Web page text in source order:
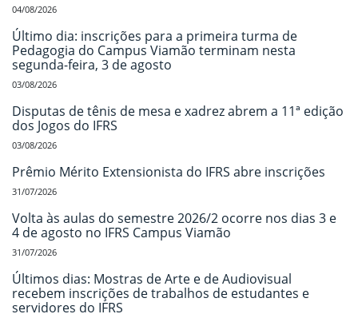
04/08/2026
Último dia: inscrições para a primeira turma de
Pedagogia do Campus Viamão terminam nesta
segunda-feira, 3 de agosto
03/08/2026
Disputas de tênis de mesa e xadrez abrem a 11ª edição
dos Jogos do IFRS
03/08/2026
Prêmio Mérito Extensionista do IFRS abre inscrições
31/07/2026
Volta às aulas do semestre 2026/2 ocorre nos dias 3 e
4 de agosto no IFRS Campus Viamão
31/07/2026
Últimos dias: Mostras de Arte e de Audiovisual
recebem inscrições de trabalhos de estudantes e
servidores do IFRS